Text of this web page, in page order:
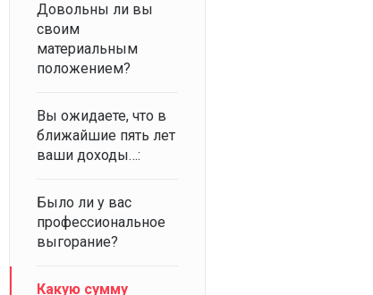
Довольны ли вы
своим
материальным
положением?
Вы ожидаете, что в
ближайшие пять лет
ваши доходы…:
Было ли у вас
профессиональное
выгорание?
Какую сумму